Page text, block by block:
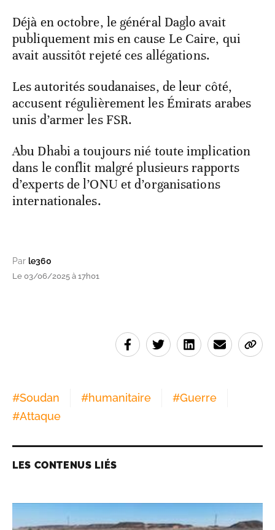
Déjà en octobre, le général Daglo avait
publiquement mis en cause Le Caire, qui
avait aussitôt rejeté ces allégations.
Les autorités soudanaises, de leur côté,
accusent régulièrement les Émirats arabes
unis d’armer les FSR.
Abu Dhabi a toujours nié toute implication
dans le conflit malgré plusieurs rapports
d’experts de l’ONU et d’organisations
internationales.
Par le360
Le 03/06/2025 à 17h01
#Soudan #humanitaire #Guerre
#Attaque
LES CONTENUS LIÉS